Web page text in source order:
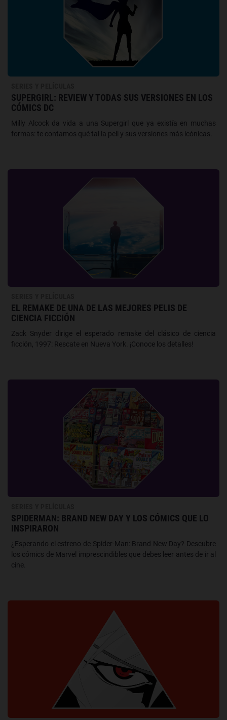
SUPERGIRL: REVIEW Y TODAS SUS VERSIONES EN LOS
CÓMICS DC
Milly Alcock da vida a una Supergirl que ya existía en muchas
formas: te contamos qué tal la peli y sus versiones más icónicas.
EL REMAKE DE UNA DE LAS MEJORES PELIS DE
CIENCIA FICCIÓN
Zack Snyder dirige el esperado remake del clásico de ciencia
ficción, 1997: Rescate en Nueva York. ¡Conoce los detalles!
SPIDERMAN: BRAND NEW DAY Y LOS CÓMICS QUE LO
INSPIRARON
¿Esperando el estreno de Spider-Man: Brand New Day? Descubre
los cómics de Marvel imprescindibles que debes leer antes de ir al
cine.